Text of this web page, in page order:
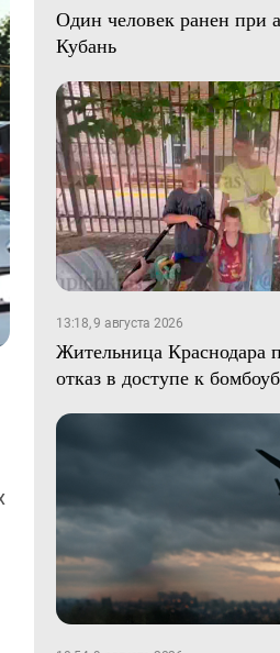
Один человек ранен при
Кубань
13:18, 9 августа 2026
Жительница Краснодара
отказ в доступе к